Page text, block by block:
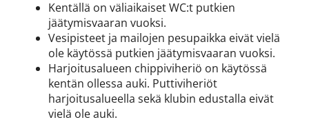
Kentällä on väliaikaiset WC:t putkien
jäätymisvaaran vuoksi.
Vesipisteet ja mailojen pesupaikka eivät vielä
ole käytössä putkien jäätymisvaaran vuoksi.
Harjoitusalueen chippiviheriö on käytössä
kentän ollessa auki. Puttiviheriöt
harjoitusalueella sekä klubin edustalla eivät
vielä ole auki.